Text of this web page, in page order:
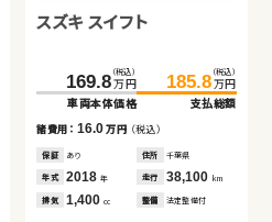
スズキ スイフト
169.8 （税込）
万円
車両本体価格
185.8 （税込）
万円
支払総額
諸費用： 16.0万円 （税込）
保証 あり 住所 千葉県
年式 2018年 走行 38,100 km
排気 1,400cc 整備 法定整備付
49.6（税込）
万円
諸費用：5.2 万円（税込）
あり
年式 2013年 走行
排気 660 整備 法定整備付
見積もり・在庫確認
169.0（税込）
万円
諸費用：15.2万円（税込）
あり
年式 2019年 走行
排気 1,500 整備 法定整備付
見積もり・在庫確認